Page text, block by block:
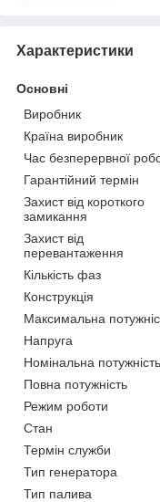
Характеристики
Основні
Виробник
Країна виробник
Час безперервної
Гарантійний термін
Захист від короткого
замикання
Захист від
перевантаження
Кількість фаз
Конструкція
Максимальна
Напруга
Номінальна потужність
Повна потужність
Режим роботи
Стан
Термін служби
Тип генератора
Тип палива